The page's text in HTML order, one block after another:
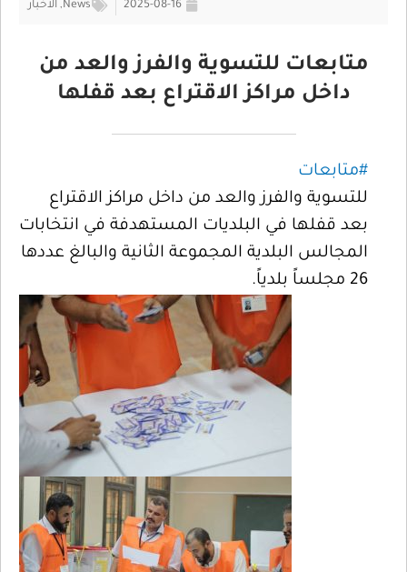
2025-08-16
News
, الأخبار
متابعات للتسوية والفرز والعد من
داخل مراكز الاقتراع بعد قفلها
#متابعات
للتسوية والفرز والعد من داخل مراكز الاقتراع
بعد قفلها في البلديات المستهدفة في انتخابات
المجالس البلدية المجموعة الثانية والبالغ عددها
26 مجلساً بلدياً.